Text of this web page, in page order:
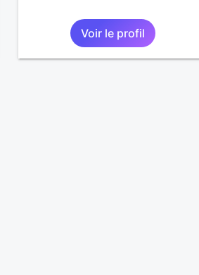
Voir le profil